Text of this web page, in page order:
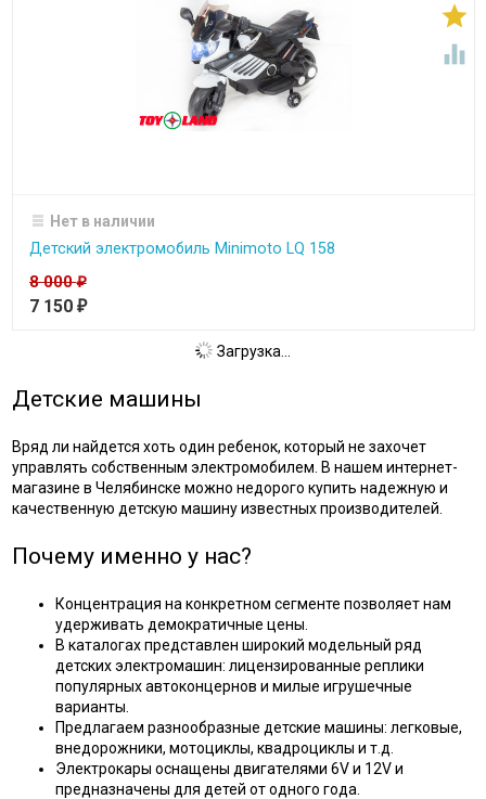


Нет в наличии
Детский электромобиль Minimoto LQ 158
8 000₽
7 150 ₽
Загрузка...
Детские машины
Вряд ли найдется хоть один ребенок, который не захочет
управлять собственным электромобилем. В нашем интернет-
магазине в Челябинске можно недорого купить надежную и
качественную детскую машину известных производителей.
Почему именно у нас?
Концентрация на конкретном сегменте позволяет нам
удерживать демократичные цены.
В каталогах представлен широкий модельный ряд
детских электромашин: лицензированные реплики
популярных автоконцернов и милые игрушечные
варианты.
Предлагаем разнообразные детские машины: легковые,
внедорожники, мотоциклы, квадроциклы и т.д.
Электрокары оснащены двигателями 6V и 12V и
предназначены для детей от одного года.